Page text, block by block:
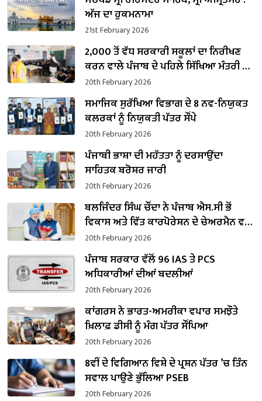
ਅੱਜ ਦਾ ਹੁਕਮਨਾਮਾ
21st February 2026
2,000 ਤੋਂ ਵੱਧ ਸਰਕਾਰੀ ਸਕੂਲਾਂ ਦਾ ਨਿਰੀਖਣ
ਕਰਨ ਵਾਲੇ ਪੰਜਾਬ ਦੇ ਪਹਿਲੇ ਸਿੱਖਿਆ ਮੰਤਰੀ ਬਣੇ
ਹਰਜੋਤ ਸਿੰਘ ਬੈਂਸ
20th February 2026
ਸਮਾਜਿਕ ਸੁਰੱਖਿਆ ਵਿਭਾਗ ਦੇ 8 ਨਵ-ਨਿਯੁਕਤ
ਕਲਰਕਾਂ ਨੂੰ ਨਿਯੁਕਤੀ ਪੱਤਰ ਸੌਂਪੇ
20th February 2026
ਪੰਜਾਬੀ ਭਾਸ਼ਾ ਦੀ ਮਹੱਤਤਾ ਨੂੰ ਦਰਸਾਉਂਦਾ
ਸਾਹਿਤਕ ਬਰੋਸ਼ਰ ਜਾਰੀ
20th February 2026
ਬਲਜਿੰਦਰ ਸਿੰਘ ਚੌਂਦਾ ਨੇ ਪੰਜਾਬ ਐਸ.ਸੀ ਭੋਂ
ਵਿਕਾਸ ਅਤੇ ਵਿੱਤ ਕਾਰਪੋਰੇਸ਼ਨ ਦੇ ਚੇਅਰਮੈਨ ਵਜੋਂ
ਸੰਭਾਲਿਆ ਕਾਰਜਭਾਰ
20th February 2026
ਪੰਜਾਬ ਸਰਕਾਰ ਵੱਲੋਂ 96 IAS ਤੇ PCS
ਅਧਿਕਾਰੀਆਂ ਦੀਆਂ ਬਦਲੀਆਂ
20th February 2026
ਕਾਂਗਰਸ ਨੇ ਭਾਰਤ-ਅਮਰੀਕਾ ਵਪਾਰ ਸਮਝੌਤੇ
ਖ਼ਿਲਾਫ਼ ਡੀਸੀ ਨੂੰ ਮੰਗ ਪੱਤਰ ਸੌਂਪਿਆ
20th February 2026
8ਵੀਂ ਦੇ ਵਿਗਿਆਨ ਵਿਸ਼ੇ ਦੇ ਪ੍ਰਸ਼ਨ ਪੱਤਰ ’ਚ ਤਿੰਨ
ਸਵਾਲ ਪਾਉਣੇ ਭੁੱਲਿਆ PSEB
20th February 2026